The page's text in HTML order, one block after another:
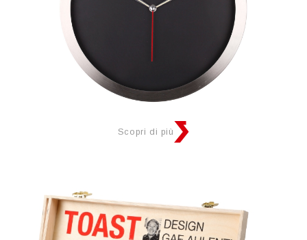
Scopri di più